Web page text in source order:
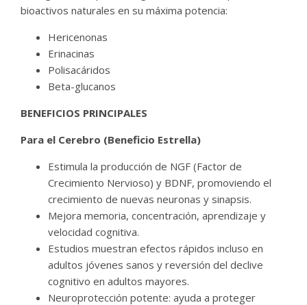
bioactivos naturales en su máxima potencia:
Hericenonas
Erinacinas
Polisacáridos
Beta-glucanos
BENEFICIOS PRINCIPALES
Para el Cerebro (Beneficio Estrella)
Estimula la producción de NGF (Factor de
Crecimiento Nervioso) y BDNF, promoviendo el
crecimiento de nuevas neuronas y sinapsis.
Mejora memoria, concentración, aprendizaje y
velocidad cognitiva.
Estudios muestran efectos rápidos incluso en
adultos jóvenes sanos y reversión del declive
cognitivo en adultos mayores.
Neuroprotección potente: ayuda a proteger